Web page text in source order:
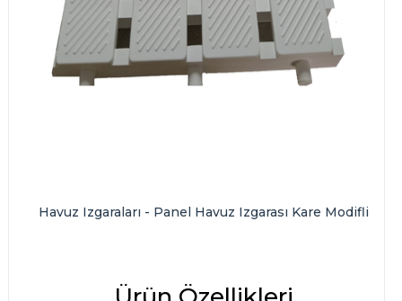
Havuz Izgaraları - Panel Havuz Izgarası Kare Modifli